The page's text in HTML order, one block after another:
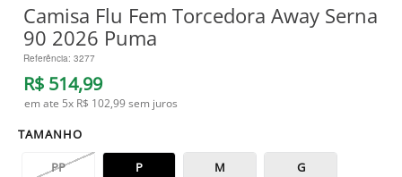
Camisa Flu Fem Torcedora Away Serna
90 2026 Puma
Referência: 3277
R$ 514,99
em ate 5x R$ 102,99sem juros
TAMANHO
PP P M G